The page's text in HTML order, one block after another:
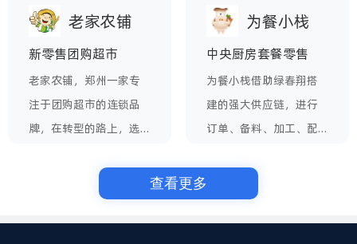
持【私域直播团购】+
应链管理】全套产品
线，助力磐康快速发
展，成为中国营养健康
行业的一枝新秀；
磐康年华
作，借助先进的新零售
信息化管理的提升和业
务流程的标准化，为其
在激烈的市场竞争中提
供了强大的支持。
井芝寿
老家农铺
新零售团购超市
老家农铺，郑州一家专
注于团购超市的连锁品
牌，在转型的路上，选
锁专业版解决方案为其
提供助力，实现业绩快
速增长。
老家农铺
为餐小栈
中央厨房套餐零售
为餐小栈借助绿春翔搭
建的强大供应链，进行
订单、备料、加工、配
供应商模式和收银系统
线上线下打通，前置仓
即线下门店，开创社区
为餐小栈
查看更多